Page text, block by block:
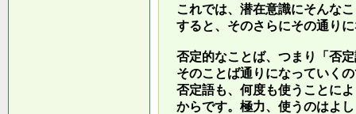
これでは、潜在意識にそんな
すると、そのさらにその通り
否定的なことば、つまり「否
そのことば通りになっていく
否定語も、何度も使うことに
からです。極力、使うのはよ